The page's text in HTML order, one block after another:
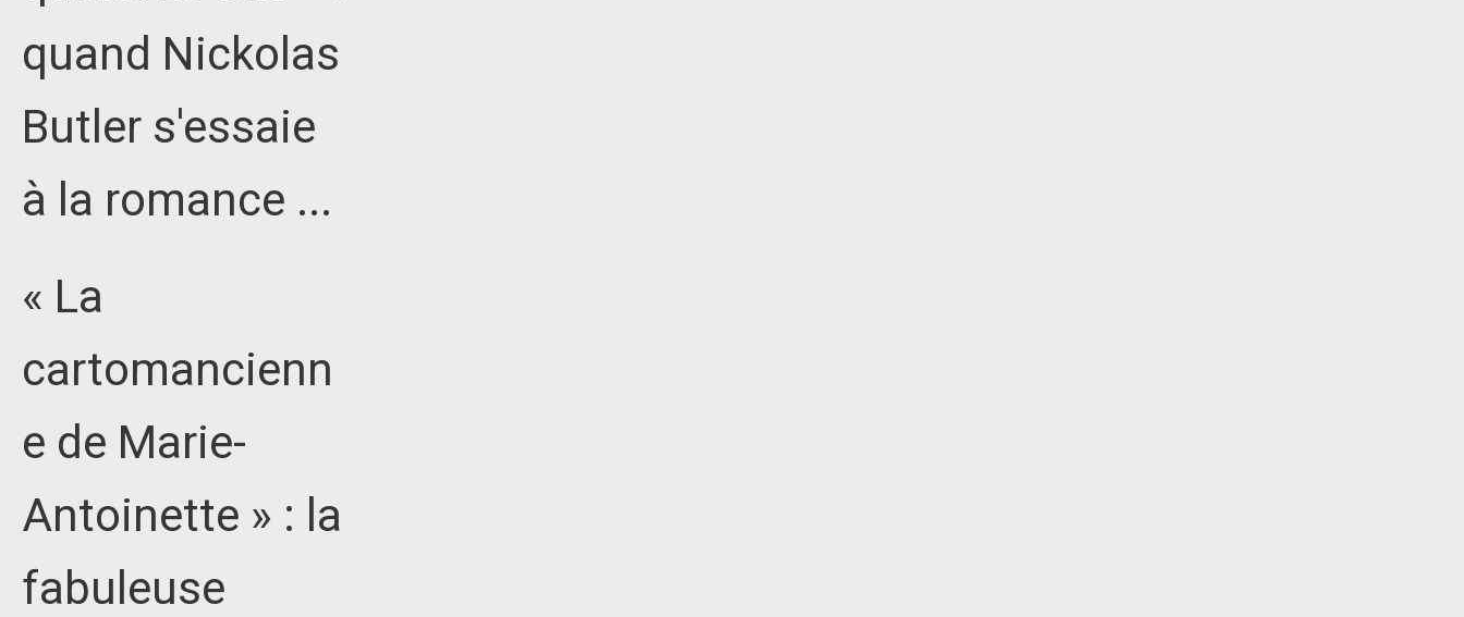
quand Nickolas
Butler s'essaie
à la romance ...
« La
cartomancienn
e de Marie-
Antoinette » : la
fabuleuse